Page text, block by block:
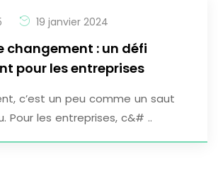
19 janvier 2024
changement : un défi
pour les entreprises
c’est un peu comme un saut
Pour les entreprises, c&# ..